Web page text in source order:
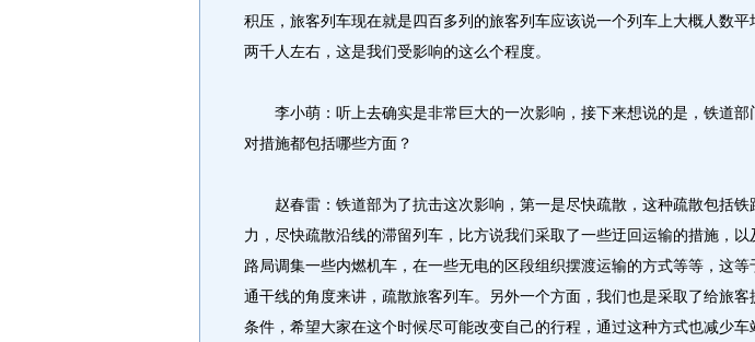
积压，旅客列车现在就是四百多列的旅客列车应该说一个列车上大概人数平
两千人左右，这是我们受影响的这么个程度。
李小萌：听上去确实是非常巨大的一次影响，接下来想说的是，铁道部
对措施都包括哪些方面？
赵春雷：铁道部为了抗击这次影响，第一是尽快疏散，这种疏散包括铁
力，尽快疏散沿线的滞留列车，比方说我们采取了一些迂回运输的措施，以
路局调集一些内燃机车，在一些无电的区段组织摆渡运输的方式等等，这等
通干线的角度来讲，疏散旅客列车。另外一个方面，我们也是采取了给旅客
条件，希望大家在这个时候尽可能改变自己的行程，通过这种方式也减少车